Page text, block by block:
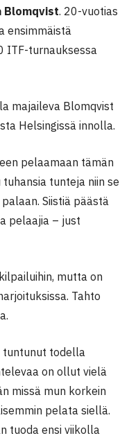
Blomqvist. 20-vuotias
ensimmäistä
ITF-turnauksessa
majaileva Blomqvist
Helsingissä innolla.
pelaamaan tämän
tunteja niin se
Siistiä päästä
pelaajia – just
mutta on
Tahto
tuntunut todella
on ollut vielä
missä mun korkein
pelata siellä.
tuoda ensi viikolla